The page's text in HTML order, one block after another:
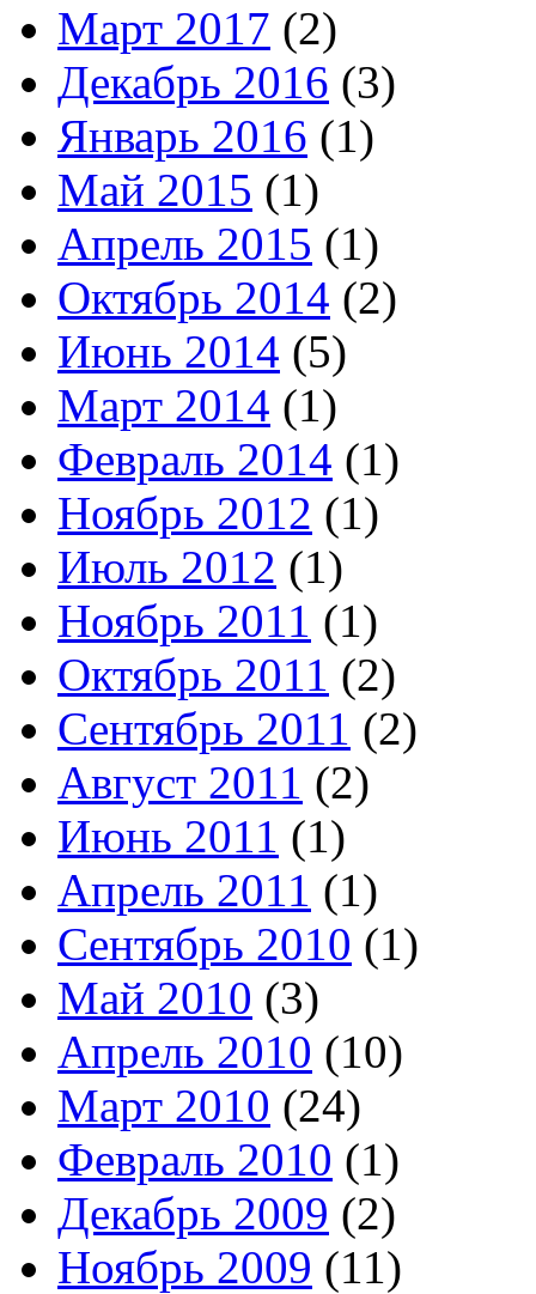
Март 2017 (2)
Декабрь 2016 (3)
Январь 2016 (1)
Май 2015 (1)
Апрель 2015 (1)
Октябрь 2014 (2)
Июнь 2014 (5)
Март 2014 (1)
Февраль 2014 (1)
Ноябрь 2012 (1)
Июль 2012 (1)
Ноябрь 2011 (1)
Октябрь 2011 (2)
Сентябрь 2011 (2)
Август 2011 (2)
Июнь 2011 (1)
Апрель 2011 (1)
Сентябрь 2010 (1)
Май 2010 (3)
Апрель 2010 (10)
Март 2010 (24)
Февраль 2010 (1)
Декабрь 2009 (2)
Ноябрь 2009 (11)